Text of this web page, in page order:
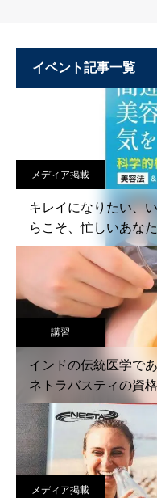
イベント記事一覧
メディア掲載
キレイになりたい、
らこそ、忙しいあな
講習
インドの伝統医学で
ネトラバスティの資
メディア掲載